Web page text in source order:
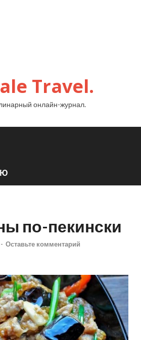
Travel.
онлайн-журнал.
по-пекински
- Оставьте комментарий